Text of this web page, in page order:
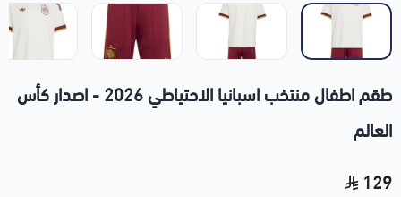
طقم اطفال منتخب اسبانيا الاحتياطي 2026 - اصدار كأس
العالم
129